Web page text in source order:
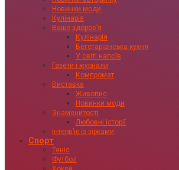
Новинки моди
Кулінарія
Ваше здоровʼя
Кулінарія
Вегетаріанська кухня
У світі напоїв
Газети і журнали
Компромат
Виставка
Живопис
Новинки моди
Знаменитості
Любовні історії
Інтервʼю із зірками
Спорт
Теніс
Футбол